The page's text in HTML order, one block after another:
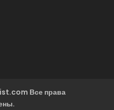
Все права